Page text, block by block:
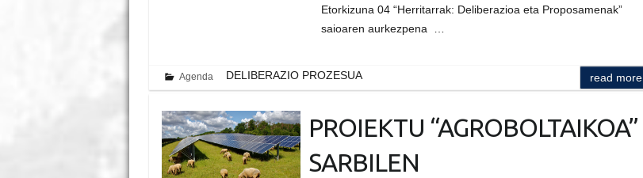
Etorkizuna 04 “Herritarrak: Deliberazioa eta Proposamenak”
saioaren aurkezpena …
Agenda DELIBERAZIO PROZESUA read more
PROIEKTU “AGROBOLTAIKOA”
SARBILEN